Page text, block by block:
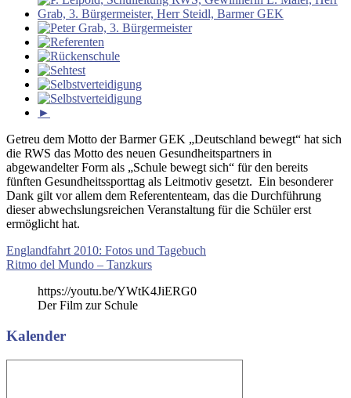
►
Getreu dem Motto der Barmer GEK „Deutschland bewegt“ hat sich
die RWS das Motto des neuen Gesundheitspartners in
abgewandelter Form als „Schule bewegt sich“ für den bereits
fünften Gesundheitssporttag als Leitmotiv gesetzt. Ein besonderer
Dank gilt vor allem dem Referententeam, das die Durchführung
dieser abwechslungsreichen Veranstaltung für die Schüler erst
ermöglicht hat.
Beitragsnavigation
Vorheriger
Beitrag:
Englandfahrt 2010: Fotos und Tagebuch
Nächster
Ritmo del Mundo – Tanzkurs
https://youtu.be/YWtK4JiERG0
Der Film zur Schule
Kalender